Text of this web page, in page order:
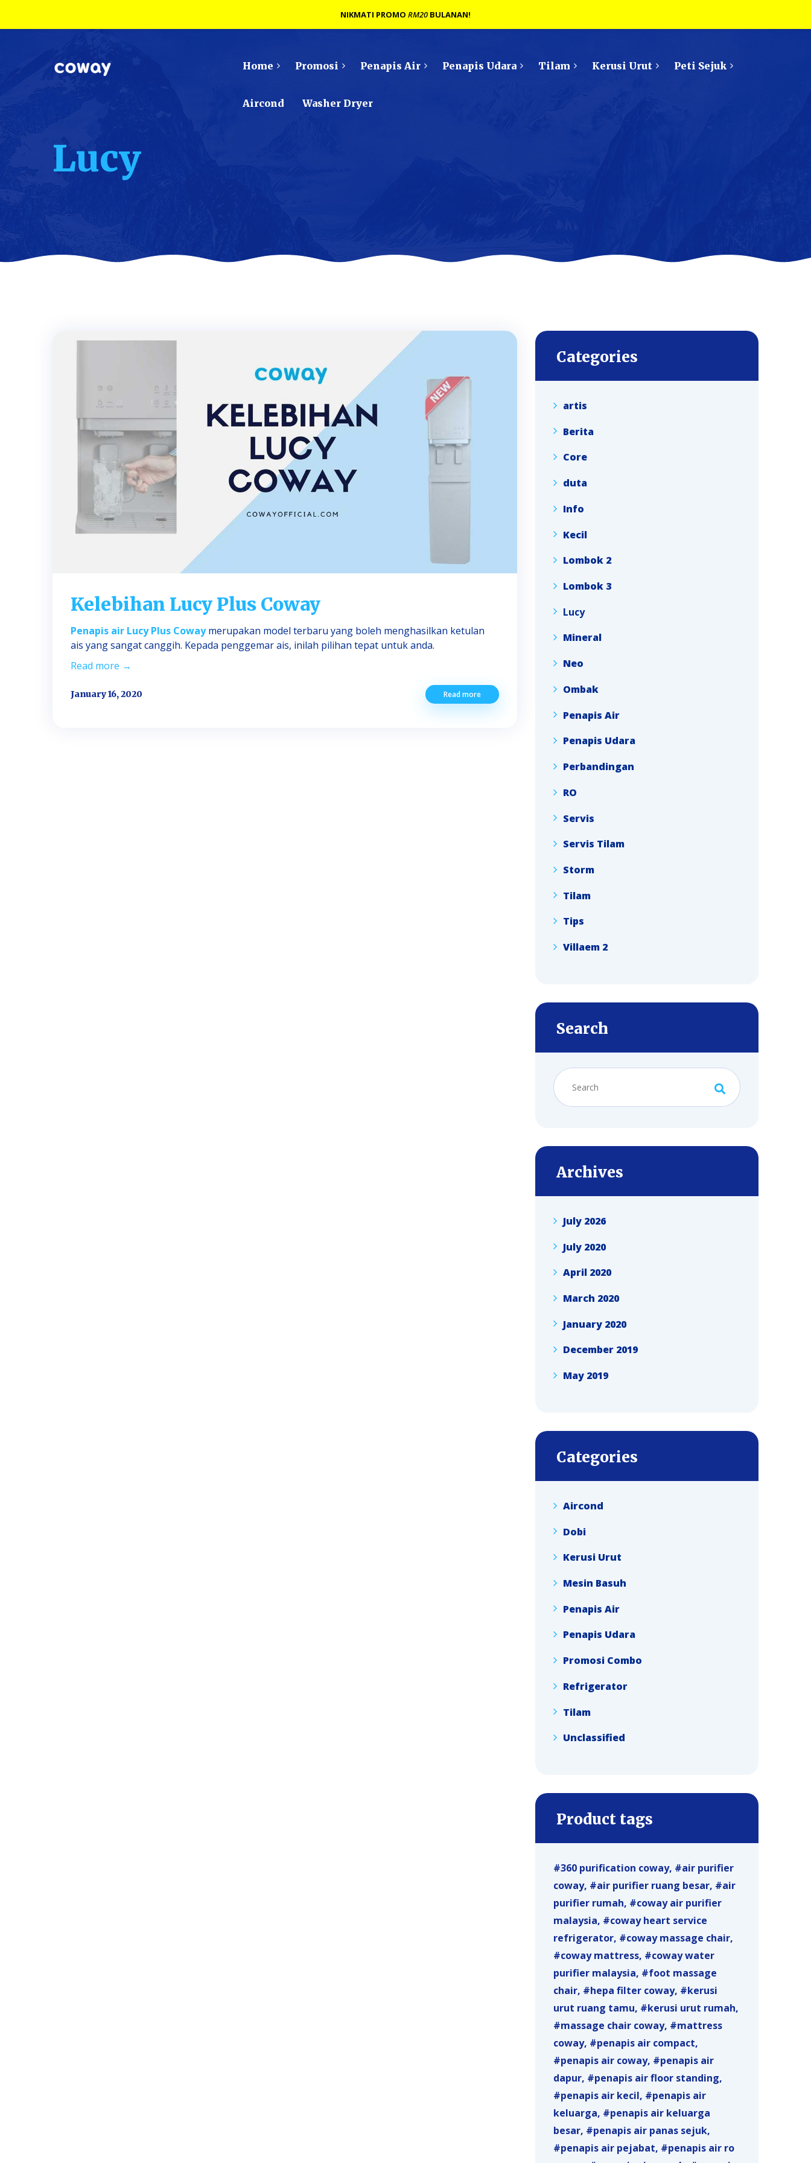
Home Promosi Penapis Air Penapis Udara Tilam Kerusi Urut Peti Sejuk
Aircond Washer Dryer
Lucy
Kelebihan Lucy Plus Coway
Penapis air Lucy Plus Cowaymerupakan model terbaru yang boleh menghasilkan ketulan
ais yang sangat canggih. Kepada penggemar ais, inilah pilihan tepat untuk anda.
Read more →
January 16, 2020 Read more
Categories
artis
Berita
Core
duta
Info
Kecil
Lombok 2
Lombok 3
Lucy
Mineral
Neo
Ombak
Penapis Air
Penapis Udara
Perbandingan
RO
Servis
Servis Tilam
Storm
Tilam
Tips
Villaem 2
Search
Archives
July 2026
July 2020
April 2020
March 2020
January 2020
December 2019
May 2019
Categories
Aircond
Dobi
Kerusi Urut
Mesin Basuh
Penapis Air
Penapis Udara
Promosi Combo
Refrigerator
Tilam
Unclassified
Product tags
360 purification coway
air purifier
coway
air purifier ruang besar
air
purifier rumah
coway air purifier
malaysia
coway heart service
refrigerator
coway massage chair
coway mattress
coway water
purifier malaysia
foot massage
chair
hepa filter coway
kerusi
urut ruang tamu
kerusi urut rumah
massage chair coway
mattress
coway
penapis air compact
penapis air coway
penapis air
dapur
penapis air floor standing
penapis air kecil
penapis air
keluarga
penapis air keluarga
besar
penapis air panas sejuk
penapis air pejabat
penapis air ro
NIKMATI PROMO RM20 BULANAN!